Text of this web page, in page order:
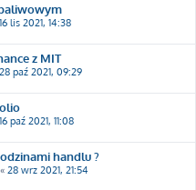
16 lis 2021, 14:38
z MIT
28 paź 2021, 09:29
16 paź 2021, 11:08
handlu ?
« 28 wrz 2021, 21:54